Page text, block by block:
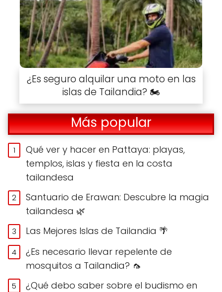
¿Es seguro alquilar una moto en las
islas de Tailandia? 🏍️
Más popular
Qué ver y hacer en Pattaya: playas,
templos, islas y fiesta en la costa
tailandesa
Santuario de Erawan: Descubre la magia
tailandesa 🌿
Las Mejores Islas de Tailandia 🌴
¿Es necesario llevar repelente de
mosquitos a Tailandia? 🦟
¿Qué debo saber sobre el budismo en